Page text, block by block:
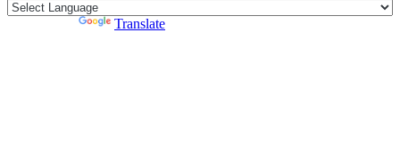
Translate